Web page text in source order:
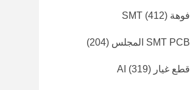
فوهة SMT (412)
SMT PCB المجلس (204)
قطع غيار AI (319)